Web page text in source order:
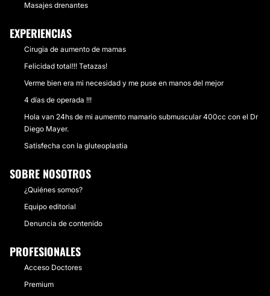
Masajes drenantes
EXPERIENCIAS
Cirugia de aumento de mamas
Felicidad total!!! Tetazas!
Verme bien era mi necesidad y me puse en manos del mejor
4 días de operada !!!
Hola van 24hs de mi aumemto mamario submuscular 400cc con el Dr
Diego Mayer.
Satisfecha con la gluteoplastia
SOBRE NOSOTROS
¿Quiénes somos?
Equipo editorial
Denuncia de contenido
PROFESIONALES
Acceso Doctores
Premium